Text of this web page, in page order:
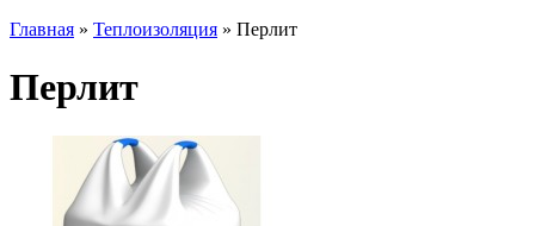
Главная » Теплоизоляция » Перлит
Перлит